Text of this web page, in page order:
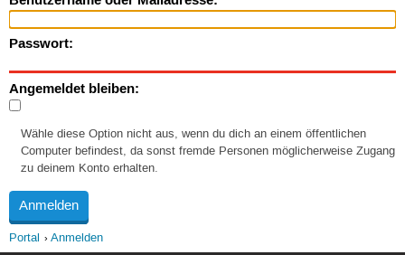
Passwort:
Angemeldet bleiben:
Wähle diese Option nicht aus, wenn du dich an einem öffentlichen
Computer befindest, da sonst fremde Personen möglicherweise Zugang
zu deinem Konto erhalten.
Portal Anmelden